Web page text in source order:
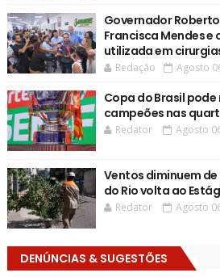
Governador
Francisca Mendes
utilizada em
Redação Agosto
Copa do Brasil
campeões nas
Redator Agosto
Ventos diminuem
do Rio volta ao
Redator Agosto
DENÚNCIAS & SUGESTÕES